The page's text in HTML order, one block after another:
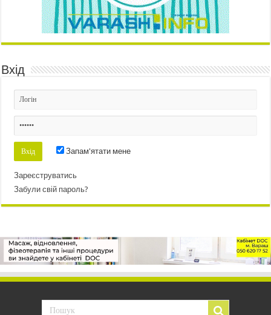
Вхід
Запам'ятати мене
Зареєструватись
Забули свій пароль?